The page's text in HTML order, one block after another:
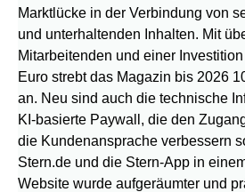
Marktlücke in der Verbindung von
und unterhaltenden Inhalten. Mit
Mitarbeitenden und einer
Euro strebt das Magazin bis 2026
an. Neu sind auch die technische
KI-basierte Paywall, die den
die Kundenansprache verbessern
Stern.de und die Stern-App in
Website wurde aufgeräumter und